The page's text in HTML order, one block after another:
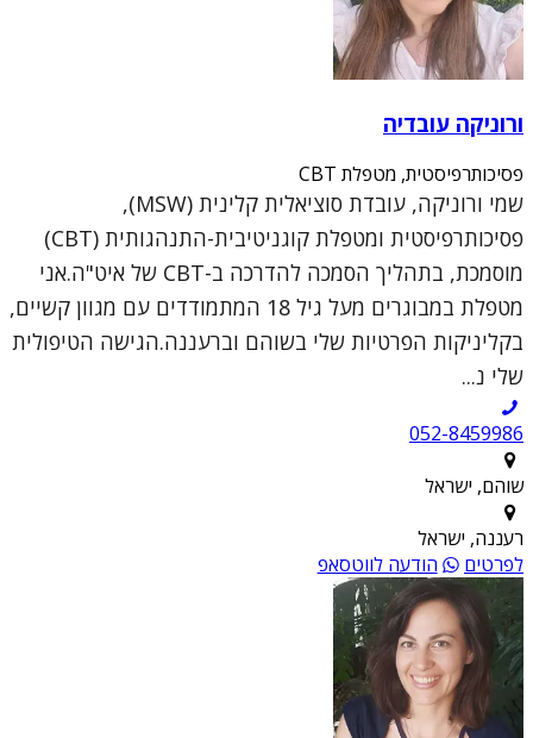
ורוניקה עובדיה
פסיכותרפיסטית, מטפלת CBT
שמי ורוניקה, עובדת סוציאלית קלינית (MSW),
פסיכותרפיסטית ומטפלת קוגניטיבית-התנהגותית (CBT)
מוסמכת, בתהליך הסמכה להדרכה ב-CBT של איט"ה.אני
מטפלת במבוגרים מעל גיל 18 המתמודדים עם מגוון קשיים,
בקליניקות הפרטיות שלי בשוהם וברעננה.הגישה הטיפולית
שלי נ...
052-8459986
שוהם, ישראל
רעננה, ישראל
לפרטים
הודעה לווטסאפ